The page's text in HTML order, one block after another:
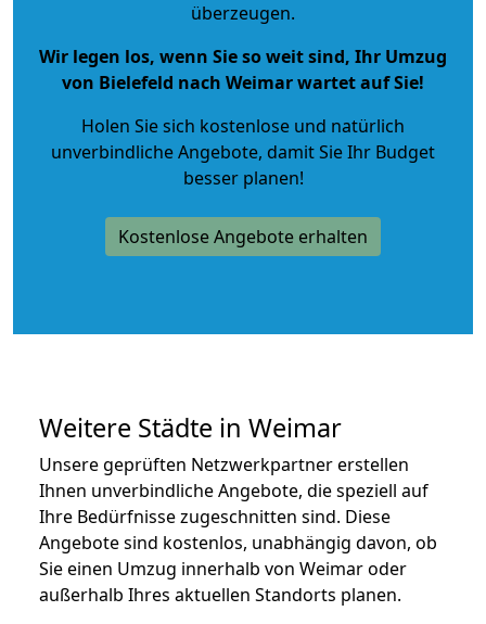
überzeugen.
Wir legen los, wenn Sie so weit sind, Ihr Umzug
von Bielefeld nach Weimar wartet auf Sie!
Holen Sie sich kostenlose und natürlich
unverbindliche Angebote, damit Sie Ihr Budget
besser planen!
Kostenlose Angebote erhalten
Weitere Städte in Weimar
Unsere geprüften Netzwerkpartner erstellen
Ihnen unverbindliche Angebote, die speziell auf
Ihre Bedürfnisse zugeschnitten sind. Diese
Angebote sind kostenlos, unabhängig davon, ob
Sie einen Umzug innerhalb von Weimar oder
außerhalb Ihres aktuellen Standorts planen.